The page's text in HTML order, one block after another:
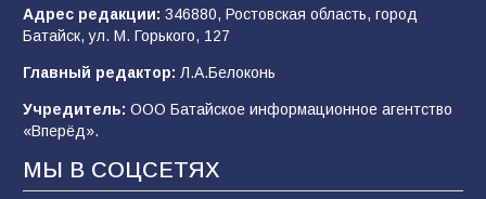
Батайчане привезли 20 наград с областных
соревнований
Адрес редакции: 346880, Ростовская область, город
Батайск, ул. М. Горького, 127
Главный редактор: Л.А.Белоконь
Учредитель: ООО Батайское информационное агентство
«Вперёд».
МЫ В СОЦСЕТЯХ